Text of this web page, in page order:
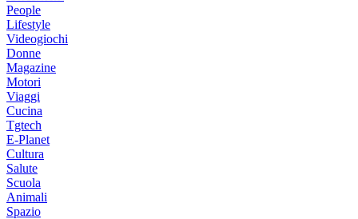
People
Lifestyle
Videogiochi
Donne
Magazine
Motori
Viaggi
Cucina
Tgtech
E-Planet
Cultura
Salute
Scuola
Animali
Spazio